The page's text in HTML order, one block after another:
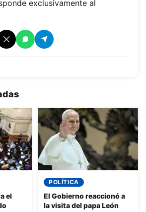
exclusivamente al
el
POLÍTICA
El Gobierno reaccionó a
la visita del papa León